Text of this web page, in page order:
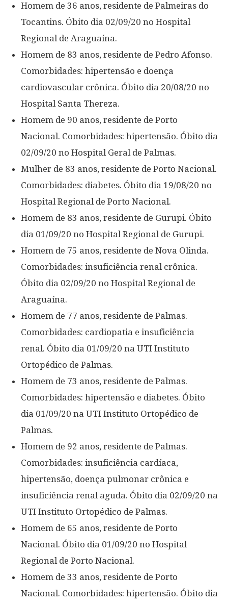
Homem de 36 anos, residente de Palmeiras do
Tocantins. Óbito dia 02/09/20 no Hospital
Regional de Araguaína.
Homem de 83 anos, residente de Pedro Afonso.
Comorbidades: hipertensão e doença
cardiovascular crônica. Óbito dia 20/08/20 no
Hospital Santa Thereza.
Homem de 90 anos, residente de Porto
Nacional. Comorbidades: hipertensão. Óbito dia
02/09/20 no Hospital Geral de Palmas.
Mulher de 83 anos, residente de Porto Nacional.
Comorbidades: diabetes. Óbito dia 19/08/20 no
Hospital Regional de Porto Nacional.
Homem de 83 anos, residente de Gurupi. Óbito
dia 01/09/20 no Hospital Regional de Gurupi.
Homem de 75 anos, residente de Nova Olinda.
Comorbidades: insuficiência renal crônica.
Óbito dia 02/09/20 no Hospital Regional de
Araguaína.
Homem de 77 anos, residente de Palmas.
Comorbidades: cardiopatia e insuficiência
renal. Óbito dia 01/09/20 na UTI Instituto
Ortopédico de Palmas.
Homem de 73 anos, residente de Palmas.
Comorbidades: hipertensão e diabetes. Óbito
dia 01/09/20 na UTI Instituto Ortopédico de
Palmas.
Homem de 92 anos, residente de Palmas.
Comorbidades: insuficiência cardíaca,
hipertensão, doença pulmonar crônica e
insuficiência renal aguda. Óbito dia 02/09/20 na
UTI Instituto Ortopédico de Palmas.
Homem de 65 anos, residente de Porto
Nacional. Óbito dia 01/09/20 no Hospital
Regional de Porto Nacional.
Homem de 33 anos, residente de Porto
Nacional. Comorbidades: hipertensão. Óbito dia